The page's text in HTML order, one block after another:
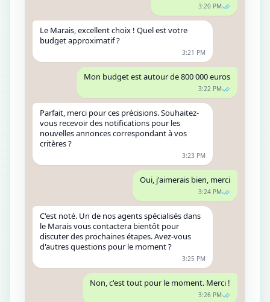
3:20 PM
Le Marais, excellent choix ! Quel est votre
budget approximatif ?
3:21 PM
Mon budget est autour de 800 000 euros
3:22 PM
Parfait, merci pour ces précisions. Souhaitez-
vous recevoir des notifications pour les
nouvelles annonces correspondant à vos
critères ?
3:23 PM
Oui, j'aimerais bien, merci
3:24 PM
C'est noté. Un de nos agents spécialisés dans
le Marais vous contactera bientôt pour
discuter des prochaines étapes. Avez-vous
d'autres questions pour le moment ?
3:25 PM
Non, c'est tout pour le moment. Merci !
3:26 PM